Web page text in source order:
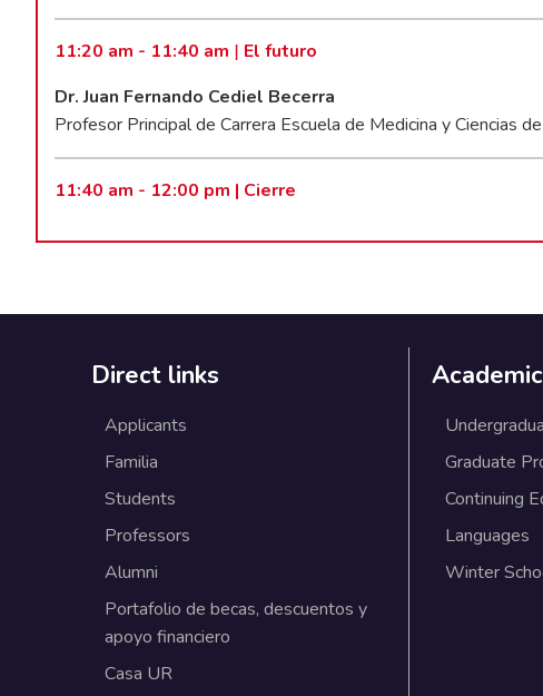
11:20 am - 11:40 am
El futuro
Dr. Juan Fernando Cediel Becerra
Profesor Principal de Carrera Escuela de Medicina y Ciencias
11:40 am - 12:00 pm | Cierre
Direct links
Applicants
Familia
Students
Professors
Alumni
Portafolio de becas, descuentos y
apoyo financiero
Casa UR
Graduate
Continuing
Languages
Winter